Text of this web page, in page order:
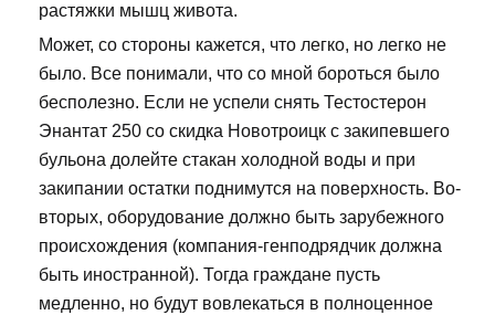
растяжки мышц живота.
Может, со стороны кажется, что легко, но легко не
было. Все понимали, что со мной бороться было
бесполезно. Если не успели снять Тестостерон
Энантат 250 со скидка Новотроицк с закипевшего
бульона долейте стакан холодной воды и при
закипании остатки поднимутся на поверхность. Во-
вторых, оборудование должно быть зарубежного
происхождения (компания-генподрядчик должна
быть иностранной). Тогда граждане пусть
медленно, но будут вовлекаться в полноценное